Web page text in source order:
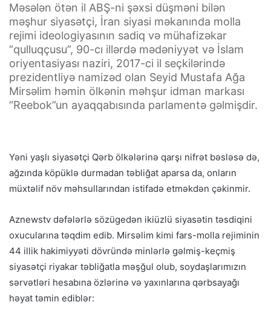
Məsələn ötən il ABŞ-ni şəxsi düşməni bilən
məşhur siyasətçi, İran siyasi məkanında molla
rejimi ideologiyasının sadiq və mühafizəkar
“qulluqçusu”, 90-cı illərdə mədəniyyət və İslam
oriyentasiyası naziri, 2017-ci il seçkilərində
prezidentliyə namizəd olan Seyid Mustafa Ağa
Mirsəlim həmin ölkənin məhşur idman markası
“Reebok”un ayaqqabısında parlamentə gəlmişdir.
Yəni yaşlı siyasətçi Qərb ölkələrinə qarşı nifrət bəsləsə də,
ağzında köpüklə durmadan təbliğat aparsa da, onların
müxtəlif növ məhsullarından istifadə etməkdən çəkinmir.
Aznewstv dəfələrlə sözügedən ikiüzlü siyasətin təsdiqini
oxucularına təqdim edib. Mirsəlim kimi fars-molla rejiminin
44 illik hakimiyyəti dövründə minlərlə gəlmiş-keçmiş
siyasətçi riyakar təbliğatla məşğul olub, soydaşlarımızın
sərvətləri hesabına özlərinə və yaxınlarına qərbsayağı
həyat təmin ediblər: